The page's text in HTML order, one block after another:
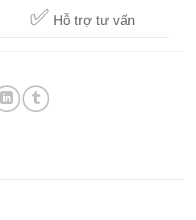
✅ Hỗ trợ tư vấn